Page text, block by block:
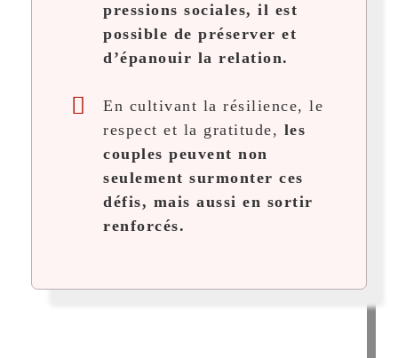
pressions sociales, il est
possible de préserver et
d’épanouir la relation.
En cultivant la résilience, le
respect et la gratitude, les
couples peuvent non
seulement surmonter ces
défis, mais aussi en sortir
renforcés.